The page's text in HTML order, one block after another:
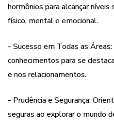
informadas e conscientes,
bem-estar.
“Esse produto é
plataforma não faz controle
comercializados, tão menos
experiência daqueles que os
ser consideradas como
e resultado, em qualquer
hormônios para alcançar
físico, mental e emocional.
- Sucesso em Todas as
conhecimentos para se
e nos relacionamentos.
- Prudência e Segurança:
seguras ao explorar o mundo